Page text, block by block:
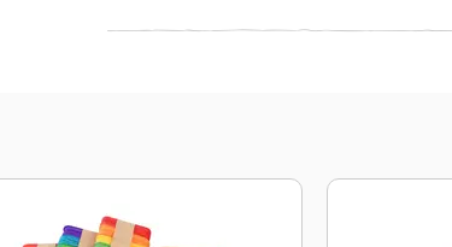
personnalises. Si necessaire, veuillez egalement